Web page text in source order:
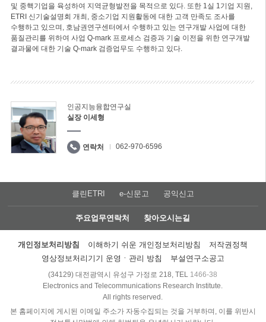
및 중핵기업을 육성하여 지역균형발전을 목적으로 있다. 또한 1실 1기업 지원,
ETRI 신기술설명회 개최, 중소기업 지원활동에 대한 고객 만족도 조사를
수행하고 있으며, 호남권연구센터에서 수행하고 있는 연구개발 사업에 대한
품질관리를 위하여 사업 Q-mark 프로세스 검증과 기술 이전을 위한 연구개발
결과물에 대한 기술 Q-mark 검증업무도 수행하고 있다.
인공지능융합연구실
실장 이세형
연락처 062-970-6596
클린ETRI e-신문고 공익신고
주요업무연락처 찾아오시는길
개인정보처리방침 이해하기 쉬운 개인정보처리방침
저작권정책
영상정보처리기기 운영ㆍ관리 방침
부설연구소공고
(34129) 대전광역시 유성구 가정로 218, TEL 1466-38
Electronics and Telecommunications Research Institute.
All rights reserved.
본 홈페이지에 게시된 이메일 주소가 자동수집되는 것을 거부하며, 이를 위반시